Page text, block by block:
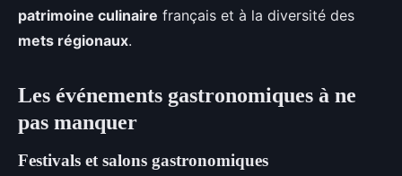
patrimoine culinaire français et à la diversité des
mets régionaux.
Les événements gastronomiques à ne
pas manquer
Festivals et salons gastronomiques